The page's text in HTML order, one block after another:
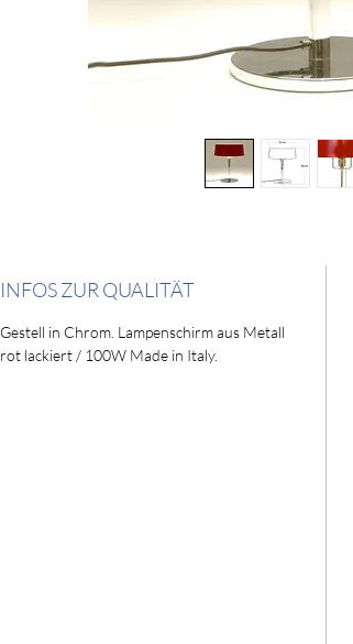
INFOS ZUR QUALITÄT
Gestell in Chrom. Lampenschirm aus Metall
rot lackiert / 100W Made in Italy.